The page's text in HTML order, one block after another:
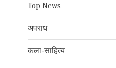
Top News
अपराध
कला-साहित्य